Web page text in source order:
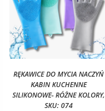
RĘKAWICE DO MYCIA NACZYŃ
KABIN KUCHENNE
SILIKONOWE- RÓŻNE KOLORY,
SKU: 074